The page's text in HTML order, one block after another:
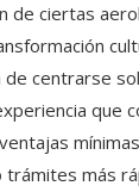
de ciertas
centrarse
que
más